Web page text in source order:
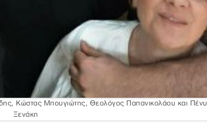
Κώστας Μπουγιώτης, Θεολόγος Παπανικολάου και Πένυ
Ξενάκη